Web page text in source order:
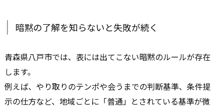
暗黙の了解を知らないと失敗が続く
青森県八戸市では、表には出てこない暗黙のルールが存在
します。
例えば、やり取りのテンポや会うまでの判断基準、条件提
示の仕方など、地域ごとに「普通」とされている基準が微